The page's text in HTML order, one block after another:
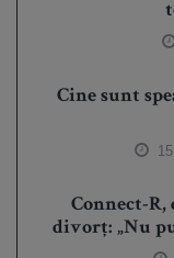
Cine sunt
Connect-R,
divorț: „Nu